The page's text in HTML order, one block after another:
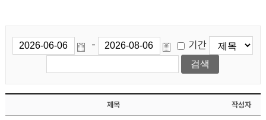
- 기간
제목 작성자